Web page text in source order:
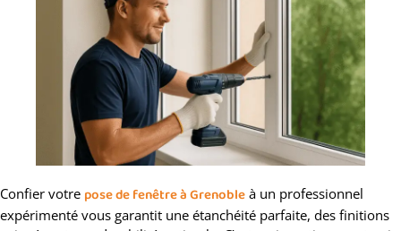
Confier votre pose de fenêtre à Grenoble à un professionnel
expérimenté vous garantit une étanchéité parfaite, des finitions